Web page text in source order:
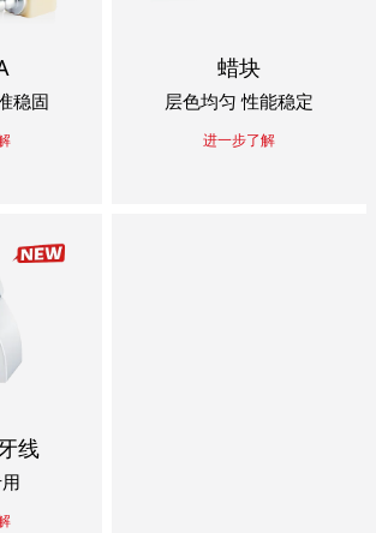
稳固
蜡块
层色均匀 性能稳定
进一步了解
线